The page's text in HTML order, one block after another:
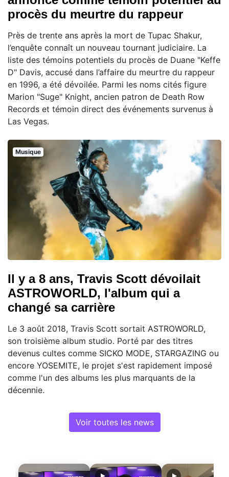
procès du meurtre du rappeur
Près de trente ans après la mort de Tupac Shakur,
l’enquête connaît un nouveau tournant judiciaire. La
liste des témoins potentiels du procès de Duane "Keffe
D" Davis, accusé dans l’affaire du meurtre du rappeur
en 1996, a été dévoilée. Parmi les noms cités figure
Marion "Suge" Knight, ancien patron de Death Row
Records et témoin direct des événements survenus à
Las Vegas.
Musique
Il y a 8 ans, Travis Scott dévoilait
ASTROWORLD, l'album qui a
changé sa carrière
Le 3 août 2018, Travis Scott sortait ASTROWORLD,
son troisième album studio. Porté par des titres
devenus cultes comme SICKO MODE, STARGAZING ou
encore YOSEMITE, le projet s'est rapidement imposé
comme l'un des albums les plus marquants de la
décennie.
Voir toutes les news